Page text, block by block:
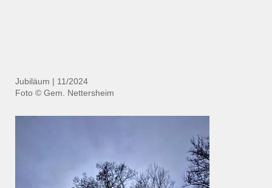
Jubiläum | 11/2024
Foto © Gem. Nettersheim